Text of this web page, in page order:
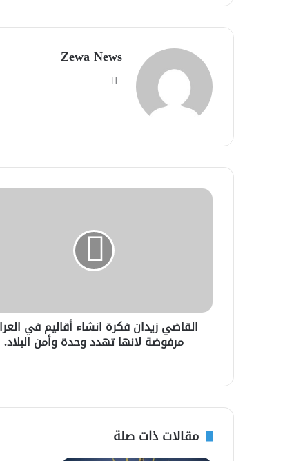
Zewa News
القاضي زيدان فكرة انشاء أقاليم في
مرفوضة لانها تهدد وحدة وأمن البلاد.
مقالات ذات صلة